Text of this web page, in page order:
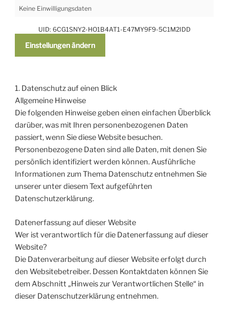
Keine Einwilligungsdaten
UID: 6CG1SNY2-HO1B4AT1-E47MY9F9-5C1M2IDD
Einstellungen ändern
1. Datenschutz auf einen Blick
Allgemeine Hinweise
Die folgenden Hinweise geben einen einfachen Überblick
darüber, was mit Ihren personenbezogenen Daten
passiert, wenn Sie diese Website besuchen.
Personenbezogene Daten sind alle Daten, mit denen Sie
persönlich identifiziert werden können. Ausführliche
Informationen zum Thema Datenschutz entnehmen Sie
unserer unter diesem Text aufgeführten
Datenschutzerklärung.
Datenerfassung auf dieser Website
Wer ist verantwortlich für die Datenerfassung auf dieser
Website?
Die Datenverarbeitung auf dieser Website erfolgt durch
den Websitebetreiber. Dessen Kontaktdaten können Sie
dem Abschnitt „Hinweis zur Verantwortlichen Stelle“ in
dieser Datenschutzerklärung entnehmen.